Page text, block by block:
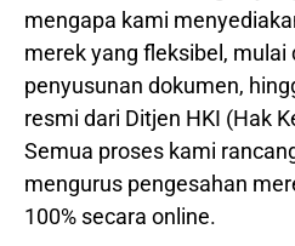
mengapa kami
merek yang fleksibel, mulai
penyusunan dokumen,
resmi dari Ditjen HKI (Hak
Semua proses kami
mengurus pengesahan
100% secara online.